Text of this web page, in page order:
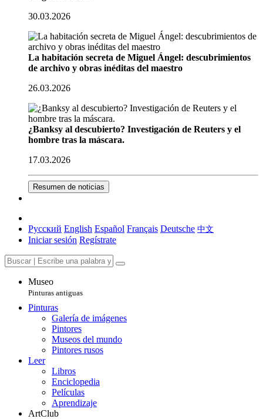
30.03.2026
La habitación secreta de Miguel Ángel: descubrimientos
de archivo y obras inéditas del maestro
26.03.2026
¿Banksy al descubierto? Investigación de Reuters y el
hombre tras la máscara.
17.03.2026
Resumen de noticias
Русский English Español Français Deutsche 中文
Iniciar sesión Regístrate
Museo
Pinturas antiguas
Pinturas
Galería de imágenes
Pintores
Museos del mundo
Pintores rusos
Leer
Libros
Enciclopedia
Películas
Aprendizaje
ArtClub